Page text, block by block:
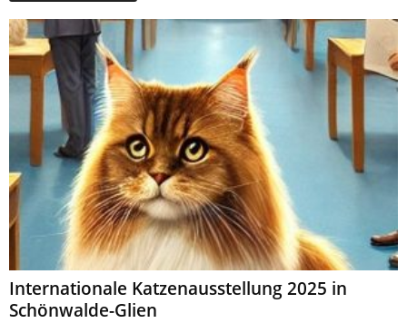
Internationale Katzenausstellung 2025 in
Schönwalde-Glien